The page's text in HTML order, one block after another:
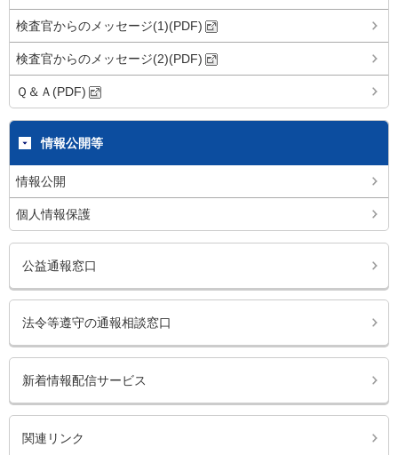
検査官からのメッセージ(1)(PDF)
検査官からのメッセージ(2)(PDF)
Ｑ＆Ａ(PDF)
情報公開等
情報公開
個人情報保護
公益通報窓口
法令等遵守の通報相談窓口
新着情報配信サービス
関連リンク